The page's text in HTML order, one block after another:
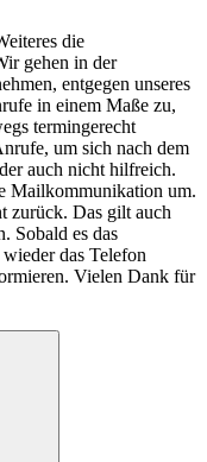
die
gehen in der
entgegen unseres
in einem Maße zu,
termingerecht
um sich nach dem
auch nicht hilfreich.
Mailkommunikation um.
zurück. Das gilt auch
Sobald es das
das Telefon
Vielen Dank für